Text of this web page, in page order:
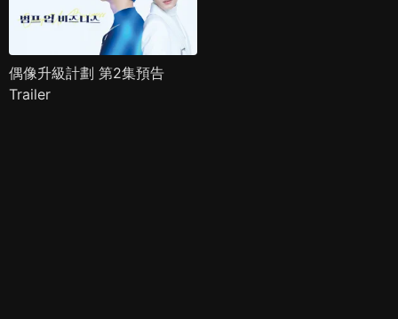
偶像升級計劃 第2集預告
Trailer